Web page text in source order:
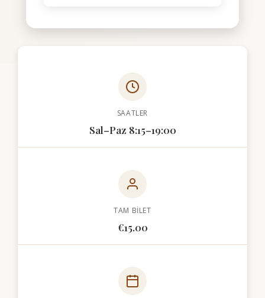
SAATLER
Sal–Paz 8:15–19:00
TAM BILET
€15.00